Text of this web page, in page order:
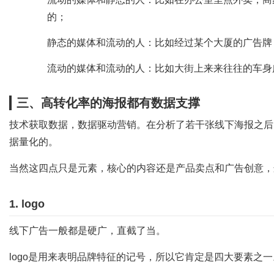
的；
静态的媒体和流动的人：比如经过某个大厦的广告
流动的媒体和流动的人：比如大街上来来往往的车
三、高转化率的海报都有数据支撑
技术获取数据，数据驱动营销。在分析了若干张线下海报之
据量化的。
当然这四点只是元素，核心的内容还是产品卖点和广告创意
1. logo
线下广告一般都是硬广，直截了当。
logo是用来表明品牌特征的记号，所以它肯定是四大要素之